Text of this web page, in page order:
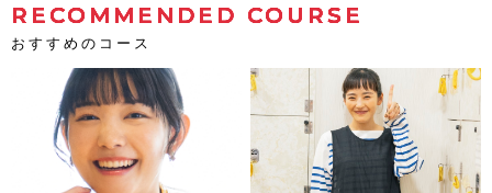
RECOMMENDED COURSE
おすすめのコース